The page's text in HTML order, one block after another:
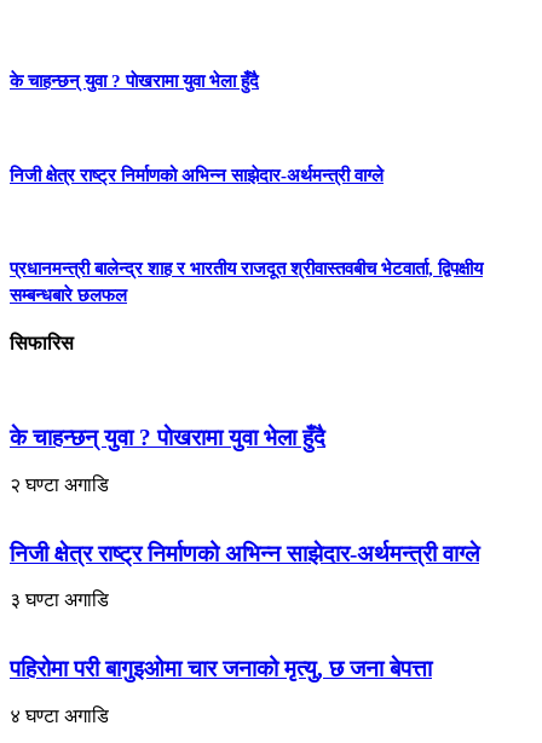
के चाहन्छन् युवा ? पाेखरामा युवा भेला हुँदै
निजी क्षेत्र राष्ट्र निर्माणको अभिन्न साझेदार-अर्थमन्त्री वाग्ले
प्रधानमन्त्री बालेन्द्र शाह र भारतीय राजदूत श्रीवास्तवबीच भेटवार्ता, द्विपक्षीय
सम्बन्धबारे छलफल
सिफारिस
के चाहन्छन् युवा ? पाेखरामा युवा भेला हुँदै
२ घण्टा अगाडि
निजी क्षेत्र राष्ट्र निर्माणको अभिन्न साझेदार-अर्थमन्त्री वाग्ले
३ घण्टा अगाडि
पहिरोमा परी बागुइओमा चार जनाको मृत्यु, छ जना बेपत्ता
४ घण्टा अगाडि